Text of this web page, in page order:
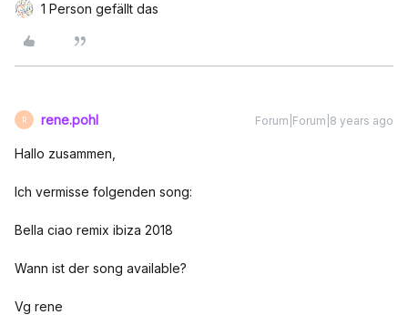
1 Person gefällt das
R rene.pohl Forum|Forum|8 years ago
Hallo zusammen,
Ich vermisse folgenden song:
Bella ciao remix ibiza 2018
Wann ist der song available?
Vg rene